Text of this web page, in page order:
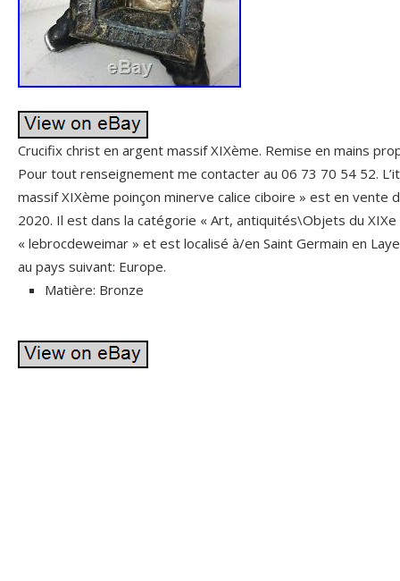
Crucifix christ en argent massif XIXème. Remise en mains
Pour tout renseignement me contacter au 06 73 70 54 52.
massif XIXème poinçon minerve calice ciboire » est en vente
2020. Il est dans la catégorie « Art, antiquités\Objets du
« lebrocdeweimar » et est localisé à/en Saint Germain en
au pays suivant: Europe.
Matière: Bronze